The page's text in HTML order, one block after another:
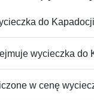
do
wycieczka do
w cenę